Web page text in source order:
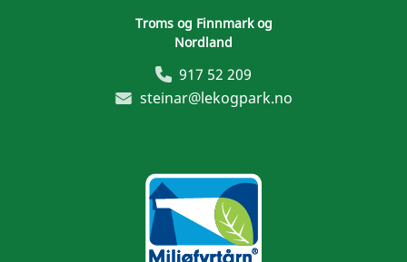
Troms og Finnmark og
Nordland
917 52 209
steinar@lekogpark.no